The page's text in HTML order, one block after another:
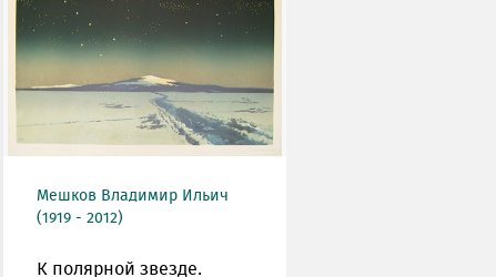
Мешков Владимир Ильич
(1919 - 2012)
К полярной звезде.